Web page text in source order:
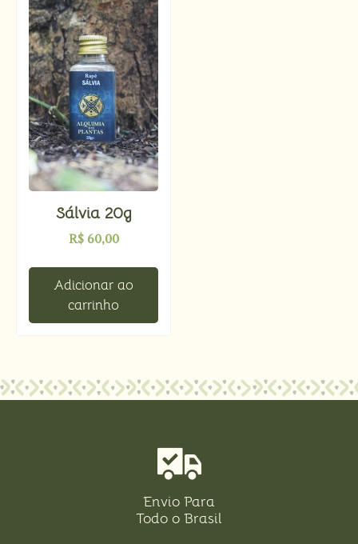
Sálvia 20g
R$60,00
Adicionar ao
carrinho
Envio Para
Todo o Brasil